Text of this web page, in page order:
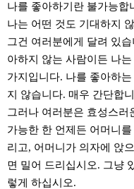
나를 좋아하기란 불가능합
나는 어떤 것도 기대하지
그건 여러분에게 달려 있
아하지 않는 사람이든 나
가지입니다. 나를 좋아하
지 않습니다. 매우 간단합
그러나 여러분은 효성스
가능한 한 언제든 어머니
리고, 어머니가 의자에 앉
면 밀어 드리십시오. 그냥
렇게 하십시오.